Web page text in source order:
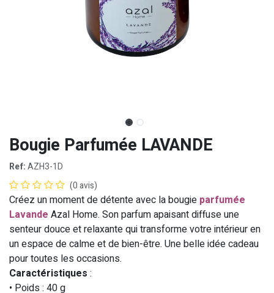
Bougie Parfumée LAVANDE
Ref:AZH3-1D
(0 avis)
Créez un moment de détente avec la bougie parfumée
Lavande Azal Home. Son parfum apaisant diffuse une
senteur douce et relaxante qui transforme votre intérieur en
un espace de calme et de bien-être. Une belle idée cadeau
pour toutes les occasions.
Caractéristiques :
• Poids : 40 g